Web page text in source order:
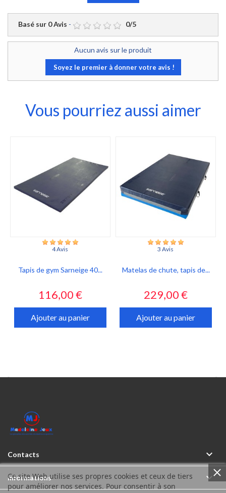
Basé sur 0Avis - 0/5
Aucun avis sur le produit
Soyez le premier à donner votre avis !
Vous pourriez aussi aimer
4 Avis
Tapis de gym Sarneige 40...
Prix
116,00 €
Ajouter au panier
3 Avis
Matelas de chute, tapis de...
Prix
229,00 €
Ajouter au panier
 
Contacts 
Ce site Web utilise ses propres cookies et ceux de tiers
pour améliorer nos services. Pour consentir à son
Informations 